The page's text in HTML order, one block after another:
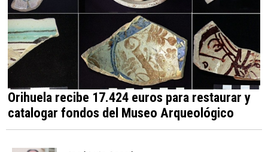
Orihuela recibe 17.424 euros para restaurar y
catalogar fondos del Museo Arqueológico